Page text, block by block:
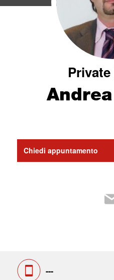
Chiedi appuntamento
---